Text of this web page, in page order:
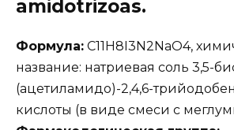
amidotrizoas.
Формула: C11H8I3N2NaO4,
название: натриевая соль 3,5-
(ацетиламидо)-2,4,6-
кислоты (в виде смеси с